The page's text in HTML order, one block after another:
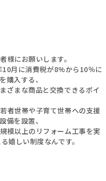
様にお願いします。
月に消費税が8%から10％に
購入する、
ざまな商品と交換できるポイ
者世帯や子育て世帯への支援
備を設置、
模以上のリフォーム工事を実
嬉しい制度なんです。